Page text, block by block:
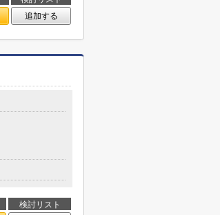
追加する
検討リスト